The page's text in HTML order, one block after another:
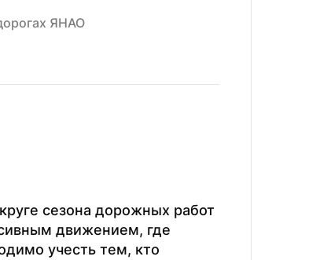
ЯНАО
сезона дорожных работ
движением, где
учесть тем, кто